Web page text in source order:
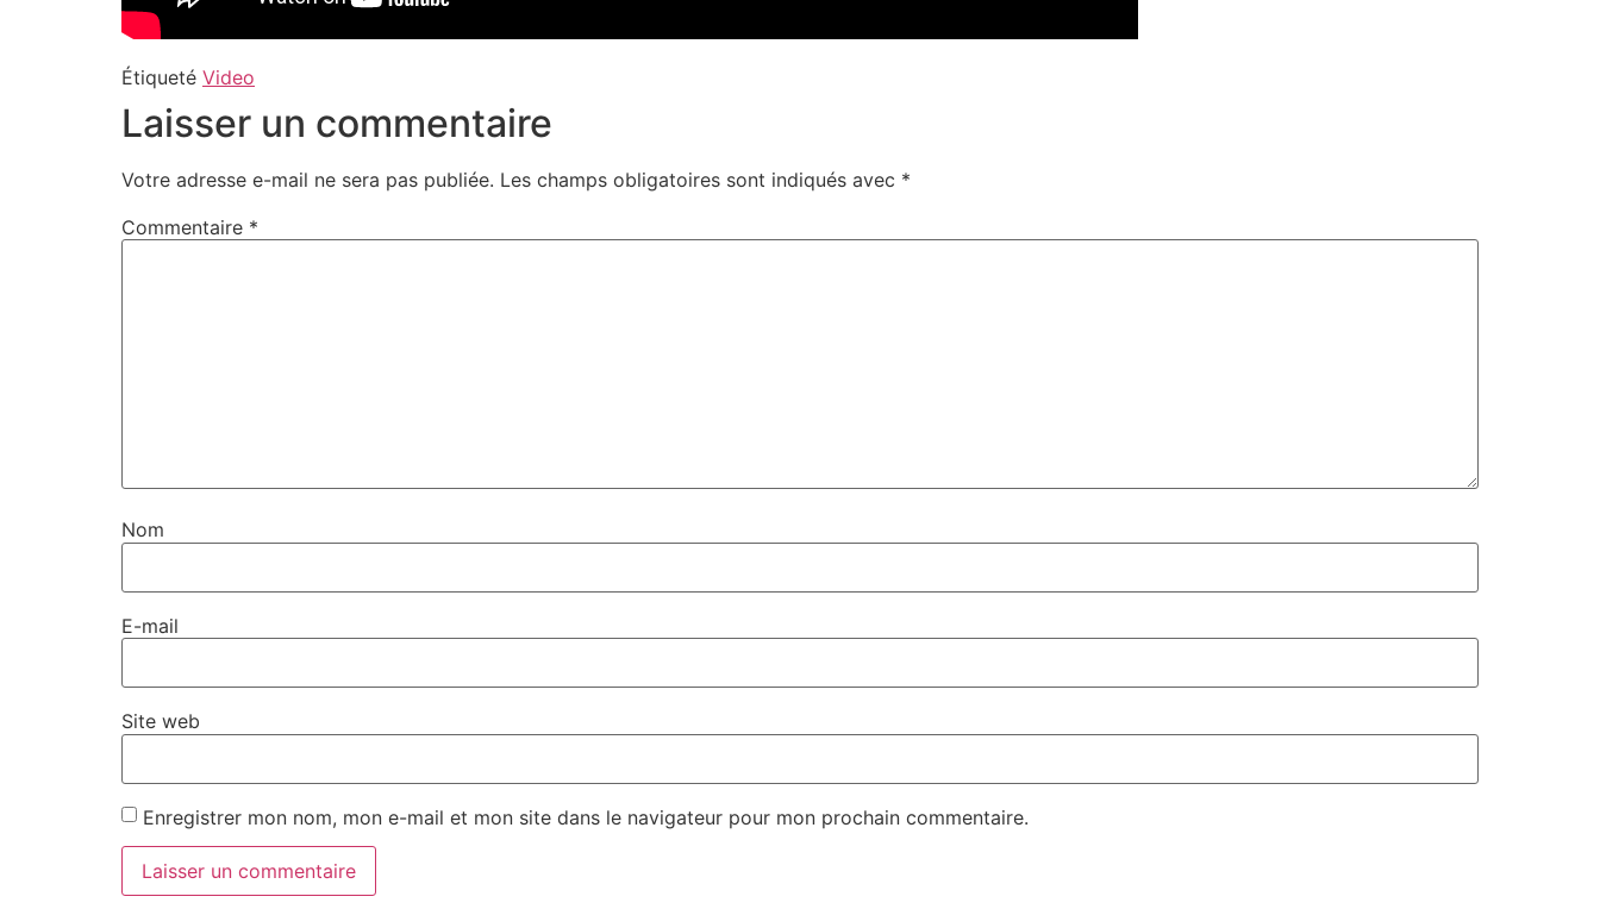
Étiqueté Video
Laisser un commentaire
Votre adresse e-mail ne sera pas publiée. Les champs obligatoires sont indiqués avec *
Commentaire *
Nom
E-mail
Site web
Enregistrer mon nom, mon e-mail et mon site dans le navigateur pour mon prochain commentaire.